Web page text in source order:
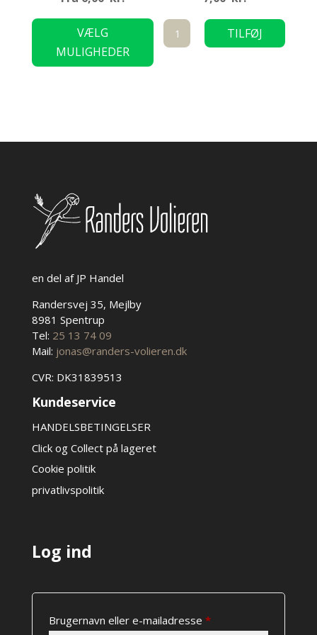
VÆLG
MULIGHEDER
Dette
vælges
Grenholder
Medium
TILFØJ
TIL KURV
en del af JP Handel
Randersvej 35, Mejlby
8981 Spentrup
Tel: 25 13 74 09
Mail: jonas@randers-volieren.dk
CVR: DK31839513
Kundeservice
HANDELSBETINGELSER
Click og Collect på lageret
Cookie politik
privatlivspolitik
Log ind
Brugernavn eller e-mailadresse *Påkrævet